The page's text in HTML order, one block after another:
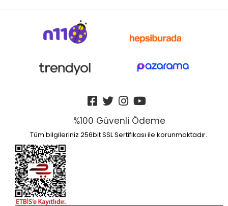
%100 Güvenli Ödeme
Tüm bilgileriniz 256bit SSL Sertifikası ile korunmaktadır.